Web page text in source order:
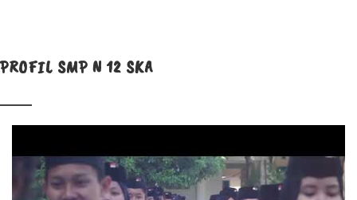
PROFIL SMP N 12 SKA